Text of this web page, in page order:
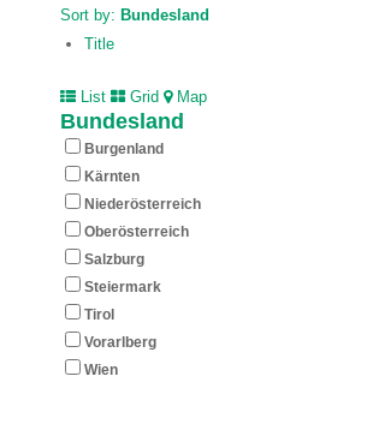
Sort by: Bundesland
Title
List Grid Map
Bundesland
Burgenland
Kärnten
Nieder­österreich
Ober­österreich
Salzburg
Steiermark
Tirol
Vorarlberg
Wien